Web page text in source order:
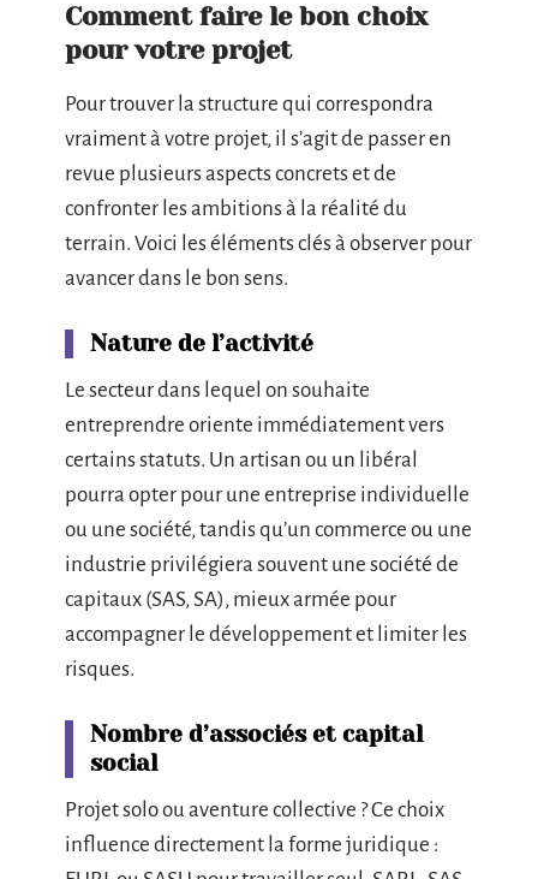
Comment faire le bon choix
pour votre projet
Pour trouver la structure qui correspondra
vraiment à votre projet, il s’agit de passer en
revue plusieurs aspects concrets et de
confronter les ambitions à la réalité du
terrain. Voici les éléments clés à observer pour
avancer dans le bon sens.
Nature de l’activité
Le secteur dans lequel on souhaite
entreprendre oriente immédiatement vers
certains statuts. Un artisan ou un libéral
pourra opter pour une entreprise individuelle
ou une société, tandis qu’un commerce ou une
industrie privilégiera souvent une société de
capitaux (SAS, SA), mieux armée pour
accompagner le développement et limiter les
risques.
Nombre d’associés et capital
social
Projet solo ou aventure collective ? Ce choix
influence directement la forme juridique :